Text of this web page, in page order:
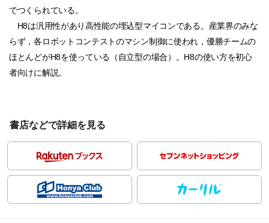
でつくられている。
H8は汎用性があり高性能の埋込型マイコンである。産業界のみな
らず，各ロボットコンテストのマシン制御に使われ，優勝チームの
ほとんどがH8を使っている（自立型の場合）。H8の使い方を初心
者向けに解説。
書店などで詳細を見る